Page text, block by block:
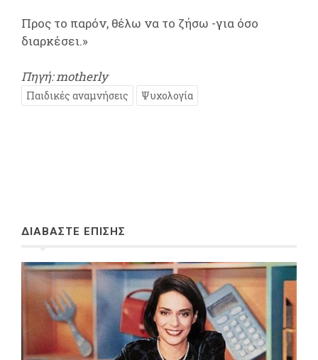
Προς το παρόν, θέλω να το ζήσω -για όσο
διαρκέσει.»
Πηγή: motherly
Παιδικές αναμνήσεις Ψυχολογία
ΔΙΑΒΑΣΤΕ ΕΠΙΣΗΣ